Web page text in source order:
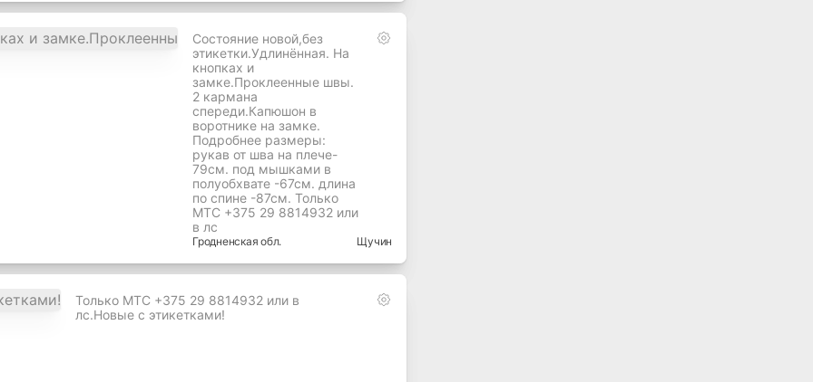
Состояние новой,без
этикетки.Удлинённая. На
кнопках и
замке.Проклеенные швы.
2 кармана
спереди.Капюшон в
воротнике на замке.
Подробнее размеры:
рукав от шва на плече-
79см. под мышками в
полуобхвате -67см. длина
по спине -87см. Только
МТС +375 29 8814932 или
в лс
Гродненская обл. Щучин
Только МТС +375 29 8814932 или в
лс.Новые с этикетками!